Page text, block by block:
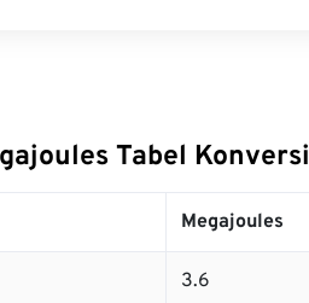
Tabel Konversi
Megajoules
3.6